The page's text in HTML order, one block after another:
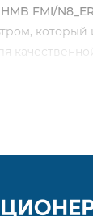
HMB FMI/N8_
который
грязных
/